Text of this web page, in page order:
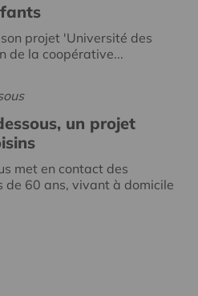
projet 'Université des
de la coopérative...
un projet
met en contact des
de 60 ans, vivant à domicile